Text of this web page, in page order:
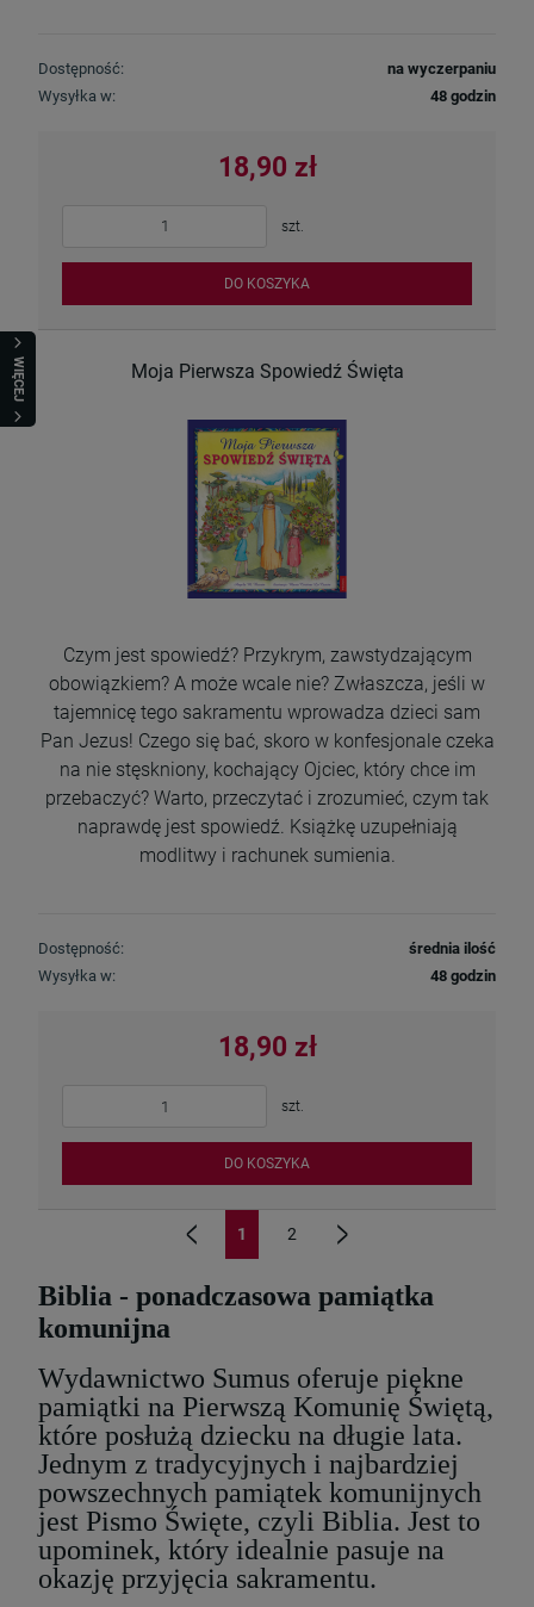
WIĘCEJ
Dostępność:
na wyczerpaniu
Wysyłka w:
48 godzin
18,90 zł
szt.
DO KOSZYKA
Moja Pierwsza Spowiedź Święta
Czym jest spowiedź? Przykrym, zawstydzającym
obowiązkiem? A może wcale nie? Zwłaszcza, jeśli w
tajemnicę tego sakramentu wprowadza dzieci sam
Pan Jezus! Czego się bać, skoro w konfesjonale czeka
na nie stęskniony, kochający Ojciec, który chce im
przebaczyć? Warto, przeczytać i zrozumieć, czym tak
naprawdę jest spowiedź. Książkę uzupełniają
modlitwy i rachunek sumienia.
Dostępność:
średnia ilość
Wysyłka w:
48 godzin
18,90 zł
szt.
DO KOSZYKA
1 2
Biblia - ponadczasowa pamiątka
komunijna
Wydawnictwo Sumus oferuje piękne
pamiątki na Pierwszą Komunię Świętą,
które posłużą dziecku na długie lata.
Jednym z tradycyjnych i najbardziej
powszechnych pamiątek komunijnych
jest Pismo Święte, czyli Biblia. Jest to
upominek, który idealnie pasuje na
okazję przyjęcia sakramentu.